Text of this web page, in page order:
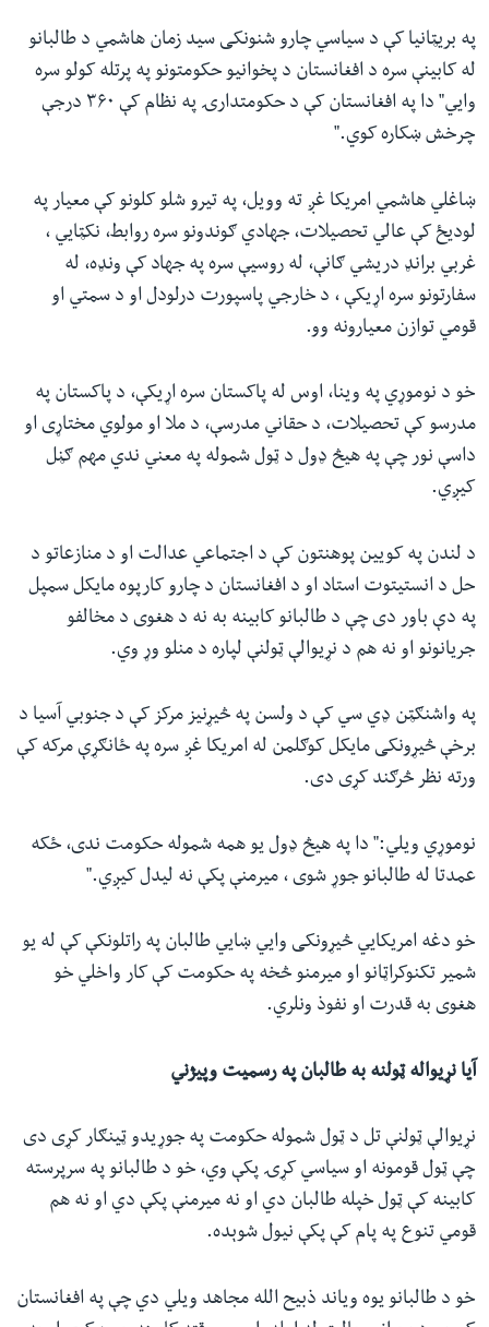
په بریټانیا کې د سیاسي چارو شنونکی سید زمان هاشمي د طالبانو
له کابینې سره د افغانستان د پخوانیو حکومتونو په پرتله کولو سره
وایي" دا په افغانستان کې د حکومتدارۍ په نظام کې ۳۶۰ درجې
چرخش ښکاره کوي."
ښاغلي هاشمي امریکا غږ ته وویل، په تیرو شلو کلونو کې معیار په
لودیځ کې عالي‌ تحصیلات، جهادي ګوندونو سره روابط، نکټایي ،
غربي برانډ دریشي ګانې، له روسیې سره په جهاد کې ونډه، له
سفارتونو سره اړیکې ، د خارجي پاسپورت درلودل او د سمتي او
قومي توازن معیارونه وو.
خو د نوموړي په وینا، اوس له پاکستان سره اړیکې، د پاکستان په
مدرسو کې تحصیلات، د حقاني مدرسې، د ملا او مولوي مختاړی او
داسې نور چې په هیڅ ډول د ټول شموله په معني ندي مهم ګڼل
کیږي.
د لندن په کویین پوهنتون کې د اجتماعي عدالت او د منازعاتو د
حل د انستیتوت استاد او د افغانستان د چارو کارپوه مایکل سمپل
په دې باور دی چې د طالبانو کابینه به نه د هغوی د مخالفو
جریانونو او نه هم د نړیوالې ټولنې لپاره د منلو وړ وي.
په واشنګټن ډي سي کې د ولسن په څیړنیز مرکز کې د جنوبي‌ آسیا د
برخې څیړونکی مایکل کوګلمن له امریکا غږ سره په ځانګړې مرکه کې
ورته نظر څرګند کړی دی.
نوموړي ویلي:" دا په هیڅ ډول یو همه شموله حکومت ندی، ځکه
عمدتا له طالبانو جوړ شوی ، میرمنې پکې نه لیدل کیږي."
خو دغه امریکایي څیړونکی وایي ښايي طالبان په راتلونکې کې له یو
شمیر تکنوکراټانو او میرمنو څخه په حکومت کې کار واخلي خو
هغوی به قدرت او نفوذ ونلري.
آیا نړیواله ټولنه به طالبان په رسمیت وپيژني
نړیوالې ټولنې تل د ټول شموله حکومت په جوړیدو ټینګار کړی دی
چې ټول قومونه او سیاسي کړۍ پکې وي، خو د طالبانو په سرپرسته
کابینه کې ټول خپله طالبان دي او نه میرمنې پکې دي او نه هم
قومي تنوع په پام کې پکې نیول شوېده.
خو د طالبانو یوه ویاند ذبیح الله مجاهد ویلي دي‌ چې په افغانستان